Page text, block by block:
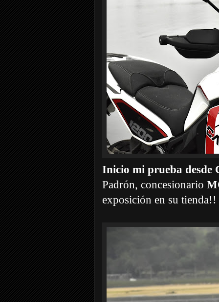
Inicio mi prueba desde
Padrón, concesionario
exposición en su tienda!!